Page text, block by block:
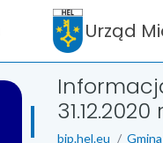
Urząd
31.12.2020
bip.hel.eu